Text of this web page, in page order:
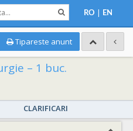
RO | EN
Tipareste anunt
– 1 buc.
CLARIFICARI